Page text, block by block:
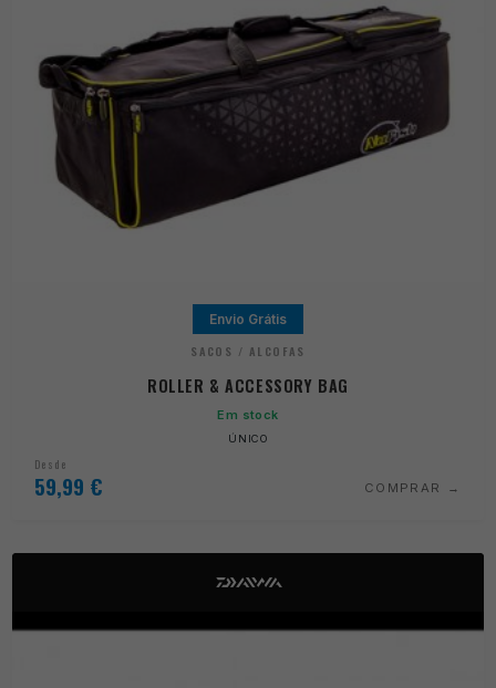
Envio Grátis
SACOS / ALCOFAS
ROLLER & ACCESSORY BAG
Em stock
ÚNICO
Desde
59,99 € COMPRAR